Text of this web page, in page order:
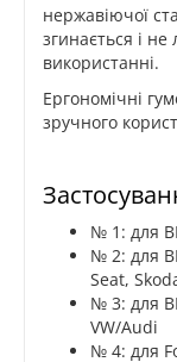
нержавіючої
згинається і
використанні.
Ергономічні
зручного
№ 1: для
№ 2: для
Seat,
№ 3: для
VW/Audi
№ 4: для